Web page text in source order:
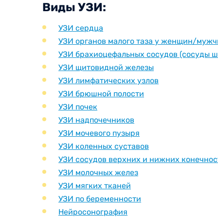
Виды УЗИ:
УЗИ сердца
УЗИ органов малого таза у женщин/
УЗИ брахиоцефальных сосудов (сосуды
УЗИ щитовидной железы
УЗИ лимфатических узлов
УЗИ брюшной полости
УЗИ почек
УЗИ надпочечников
УЗИ мочевого пузыря
УЗИ коленных суставов
УЗИ сосудов верхних и нижних
УЗИ молочных желез
УЗИ мягких тканей
УЗИ по беременности
Нейросонография